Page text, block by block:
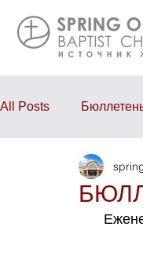
All Posts
Проповедь